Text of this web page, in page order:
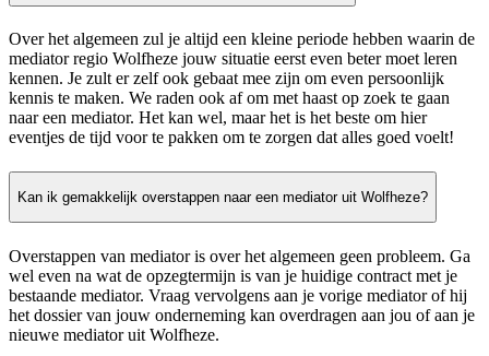
Over het algemeen zul je altijd een kleine periode hebben waarin de
mediator regio Wolfheze jouw situatie eerst even beter moet leren
kennen. Je zult er zelf ook gebaat mee zijn om even persoonlijk
kennis te maken. We raden ook af om met haast op zoek te gaan
naar een mediator. Het kan wel, maar het is het beste om hier
eventjes de tijd voor te pakken om te zorgen dat alles goed voelt!
Kan ik gemakkelijk overstappen naar een mediator uit Wolfheze?
Overstappen van mediator is over het algemeen geen probleem. Ga
wel even na wat de opzegtermijn is van je huidige contract met je
bestaande mediator. Vraag vervolgens aan je vorige mediator of hij
het dossier van jouw onderneming kan overdragen aan jou of aan je
nieuwe mediator uit Wolfheze.